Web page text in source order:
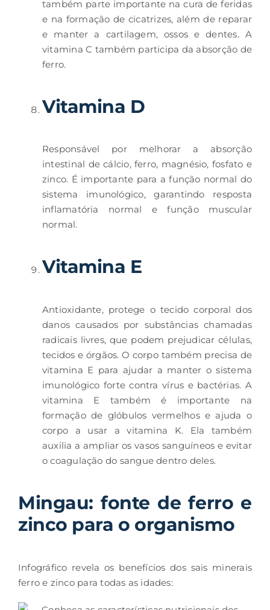
também parte importante na cura de feridas
e na formação de cicatrizes, além de reparar
e manter a cartilagem, ossos e dentes. A
vitamina C também participa da absorção de
ferro.
Vitamina D
Responsável por melhorar a absorção
intestinal de cálcio, ferro, magnésio, fosfato e
zinco. É importante para a função normal do
sistema imunológico, garantindo resposta
inflamatória normal e função muscular
normal.
Vitamina E
Antioxidante, protege o tecido corporal dos
danos causados ​​por substâncias chamadas
radicais livres, que podem prejudicar células,
tecidos e órgãos. O corpo também precisa de
vitamina E para ajudar a manter o sistema
imunológico forte contra vírus e bactérias. A
vitamina E também é importante na
formação de glóbulos vermelhos e ajuda o
corpo a usar a vitamina K. Ela também
auxilia a ampliar os vasos sanguíneos e evitar
o coagulação do sangue dentro deles.
Mingau: fonte de ferro e
zinco para o organismo
Infográfico revela os benefícios dos sais minerais
ferro e zinco para todas as idades: